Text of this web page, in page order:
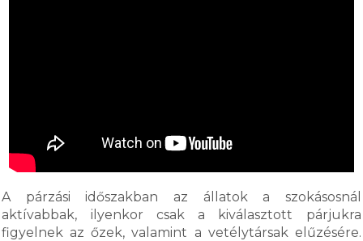
A párzási időszakban az állatok a szokásosnál
aktívabbak, ilyenkor csak a kiválasztott párjukra
figyelnek az őzek, valamint a vetélytársak elűzésére.